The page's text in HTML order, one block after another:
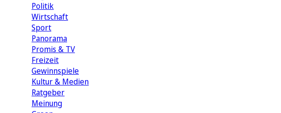
Politik
Wirtschaft
Sport
Panorama
Promis & TV
Freizeit
Gewinnspiele
Kultur & Medien
Ratgeber
Meinung